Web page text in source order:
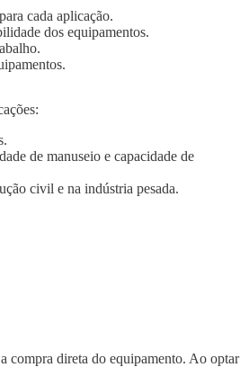
cada aplicação.
dos equipamentos.
de manuseio e capacidade de
civil e na indústria pesada.
compra direta do equipamento. Ao optar